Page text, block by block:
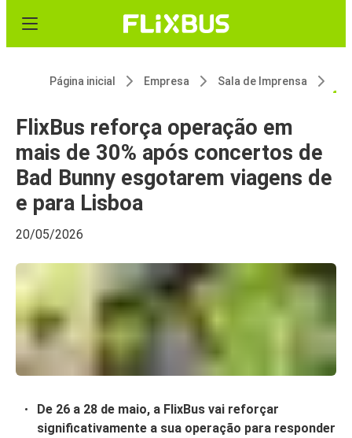
Página inicial Empresa Sala de Imprensa
FlixBus reforça operação em
mais de 30% após concertos de
Bad Bunny esgotarem viagens de
e para Lisboa
20/05/2026
De 26 a 28 de maio, a FlixBus vai reforçar
significativamente a sua operação para responder